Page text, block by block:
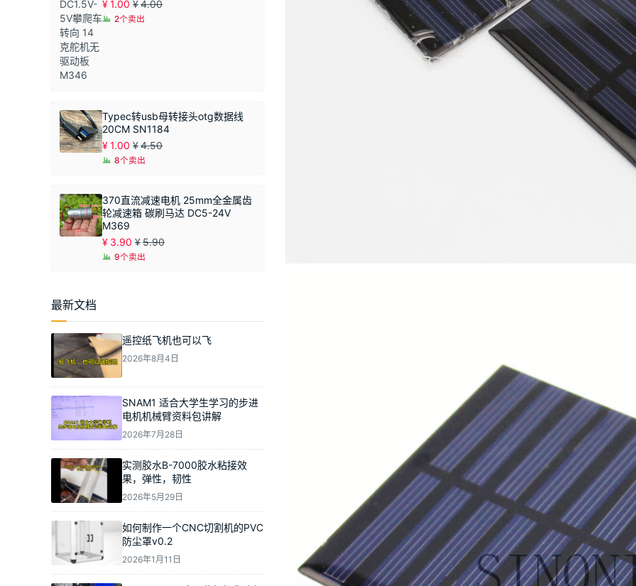
¥1.00 ¥4.00
2个卖出
Typec转usb母转接头otg数据线
20CM SN1184
¥1.00 ¥4.50
8个卖出
370直流减速电机 25mm全金属齿
轮减速箱 碳刷马达 DC5-24V
M369
¥ 3.90 ¥5.90
9个卖出
最新文档
遥控纸飞机也可以飞
2026年8月4日
SNAM1 适合大学生学习的步进
电机机械臂资料包讲解
2026年7月28日
实测胶水B-7000胶水粘接效
果，弹性，韧性
2026年5月29日
如何制作一个CNC切割机的PVC
防尘罩v0.2
2026年1月11日